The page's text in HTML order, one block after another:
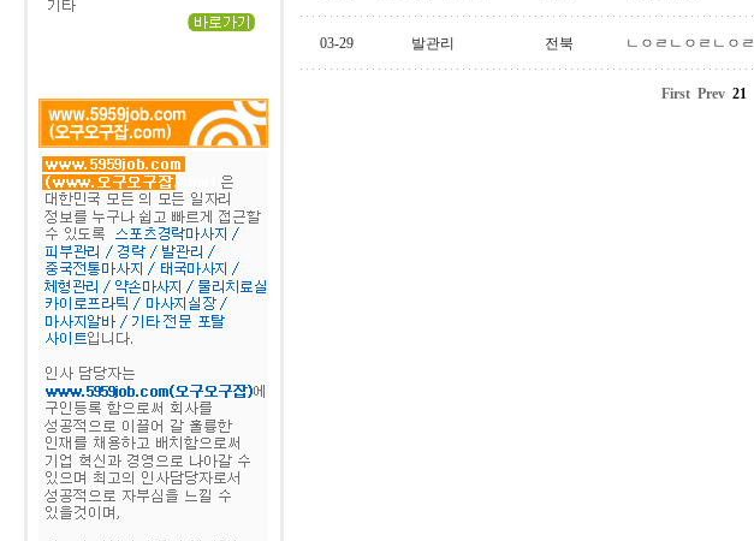
03-29 발관리 전북 ㄴㅇㄹㄴㅇㄹㄴㅇㄹ
First Prev 21